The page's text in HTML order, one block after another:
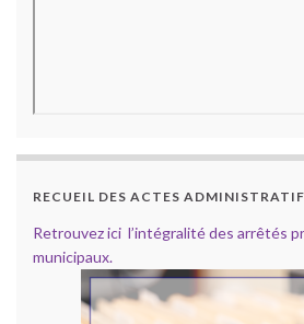
RECUEIL DES ACTES
Retrouvez ici l’intégralité des arrêtés
municipaux.